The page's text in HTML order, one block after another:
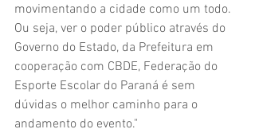
movimentando a cidade como um todo.
Ou seja, ver o poder público através do
Governo do Estado, da Prefeitura em
cooperação com CBDE, Federação do
Esporte Escolar do Paraná é sem
dúvidas o melhor caminho para o
andamento do evento."